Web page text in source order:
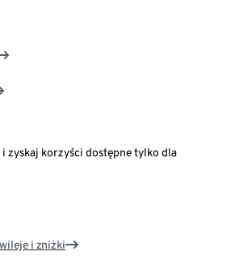
zyskaj korzyści dostępne tylko dla
i zniżki